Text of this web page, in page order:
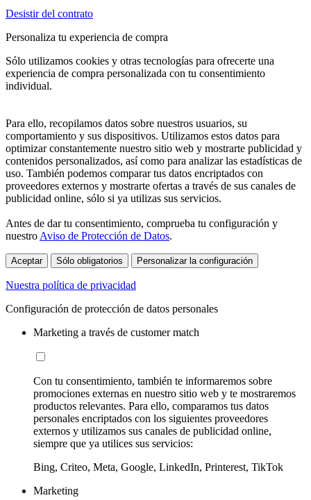
Desistir del contrato
Personaliza tu experiencia de compra
Sólo utilizamos cookies y otras tecnologías para ofrecerte una
experiencia de compra personalizada con tu consentimiento
individual.
Para ello, recopilamos datos sobre nuestros usuarios, su
comportamiento y sus dispositivos. Utilizamos estos datos para
optimizar constantemente nuestro sitio web y mostrarte publicidad y
contenidos personalizados, así como para analizar las estadísticas de
uso. También podemos comparar tus datos encriptados con
proveedores externos y mostrarte ofertas a través de sus canales de
publicidad online, sólo si ya utilizas sus servicios.
Antes de dar tu consentimiento, comprueba tu configuración y
nuestro Aviso de Protección de Datos.
Aceptar Sólo obligatorios Personalizar la configuración
Nuestra política de privacidad
Configuración de protección de datos personales
Marketing a través de customer match
Con tu consentimiento, también te informaremos sobre
promociones externas en nuestro sitio web y te mostraremos
productos relevantes. Para ello, comparamos tus datos
personales encriptados con los siguientes proveedores
externos y utilizamos sus canales de publicidad online,
siempre que ya utilices sus servicios:
Bing, Criteo, Meta, Google, LinkedIn, Printerest, TikTok
Marketing